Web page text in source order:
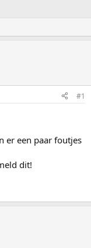
#1
er een paar foutjes
dit!